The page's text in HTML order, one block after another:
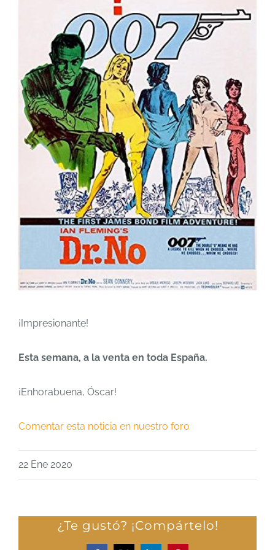
¡Impresionante!
Esta semana, a la venta en toda España.
¡Enhorabuena, Óscar!
Comentar esta noticia en nuestro foro
22 Ene 2020
¿Te gustó? ¡Compártelo!